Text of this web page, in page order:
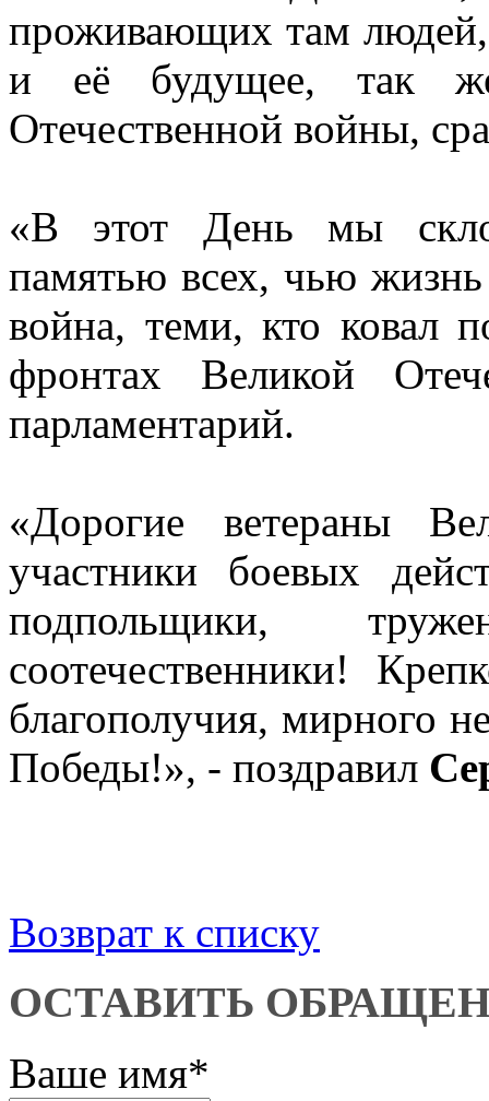
проживающих там людей,
и её будущее, так
Отечественной войны,
«В этот День мы
памятью всех, чью жизнь
война, теми, кто ковал
фронтах Великой
парламентарий.
«Дорогие ветераны
участники боевых
подпольщики,
соотечественники!
благополучия, мирного
Победы!», - поздравил
Возврат к списку
ОСТАВИТЬ
Ваше имя*